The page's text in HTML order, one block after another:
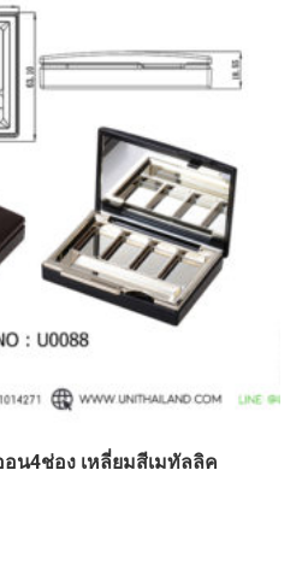
น4ช่อง เหลี่ยมสีเมทัลลิค